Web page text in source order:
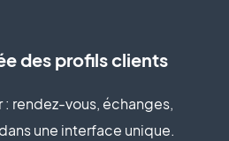
des profils clients
: rendez-vous, échanges,
une interface unique.